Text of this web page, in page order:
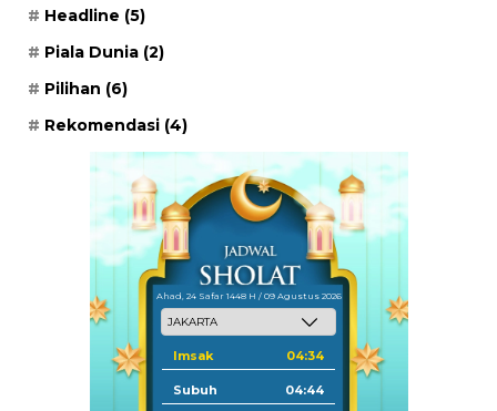
Headline (5)
Piala Dunia (2)
Pilihan (6)
Rekomendasi (4)
Ahad, 24 Safar 1448 H / 09 Agustus 2026
Imsak 04:34
Subuh 04:44